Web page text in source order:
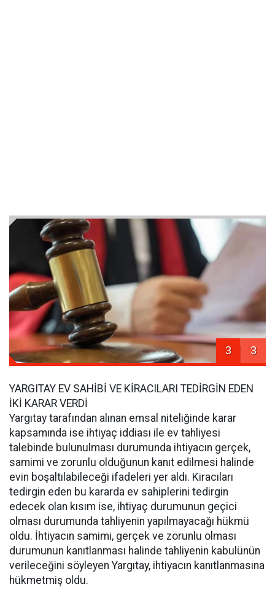
3 3
YARGITAY EV SAHİBİ VE KİRACILARI TEDİRGİN EDEN
İKİ KARAR VERDİ
Yargıtay tarafından alınan emsal niteliğinde karar
kapsamında ise ihtiyaç iddiası ile ev tahliyesi
talebinde bulunulması durumunda ihtiyacın gerçek,
samimi ve zorunlu olduğunun kanıt edilmesi halinde
evin boşaltılabileceği ifadeleri yer aldı. Kiracıları
tedirgin eden bu kararda ev sahiplerini tedirgin
edecek olan kısım ise, ihtiyaç durumunun geçici
olması durumunda tahliyenin yapılmayacağı hükmü
oldu. İhtiyacın samimi, gerçek ve zorunlu olması
durumunun kanıtlanması halinde tahliyenin kabulünün
verileceğini söyleyen Yargıtay, ihtiyacın kanıtlanmasına
hükmetmiş oldu.